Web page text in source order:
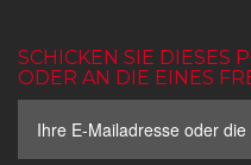
SCHICKEN SIE DIESES
ODER AN DIE EINES